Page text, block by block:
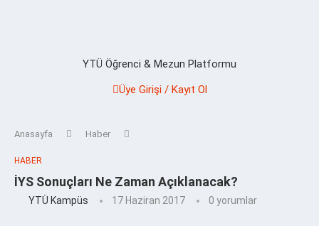
YTÜ Öğrenci & Mezun Platformu
Üye Girişi / Kayıt Ol
Anasayfa Haber
HABER
İYS Sonuçları Ne Zaman Açıklanacak?
YTÜ Kampüs 17 Haziran 2017 0 yorumlar